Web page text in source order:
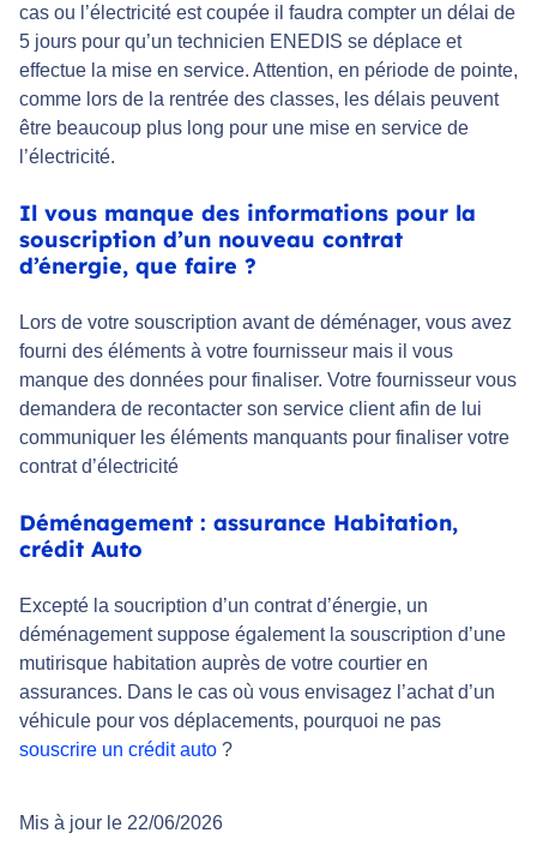
cas ou l’électricité est coupée il faudra compter un délai de
5 jours pour qu’un technicien ENEDIS se déplace et
effectue la mise en service. Attention, en période de pointe,
comme lors de la rentrée des classes, les délais peuvent
être beaucoup plus long pour une mise en service de
l’électricité.
Il vous manque des informations pour la
souscription d’un nouveau contrat
d’énergie, que faire ?
Lors de votre souscription avant de déménager, vous avez
fourni des éléments à votre fournisseur mais il vous
manque des données pour finaliser. Votre fournisseur vous
demandera de recontacter son service client afin de lui
communiquer les éléments manquants pour finaliser votre
contrat d’électricité
Déménagement : assurance Habitation,
crédit Auto
Excepté la soucription d’un contrat d’énergie, un
déménagement suppose également la souscription d’une
mutirisque habitation auprès de votre courtier en
assurances. Dans le cas où vous envisagez l’achat d’un
véhicule pour vos déplacements, pourquoi ne pas
souscrire un crédit auto ?
Mis à jour le 22/06/2026